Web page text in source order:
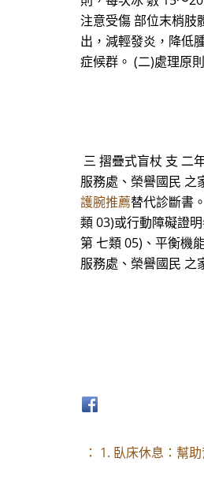
注意受傷 部位末梢肢
出，減輕發炎，降低
症候群。 (二)處理原
三 摺疊式盲杖 支 二
服務處、榮譽國民 之
護腕推薦替代診斷書
類 03)或行動障礙證
第 七類 05)、平衡機
服務處、榮譽國民 之
： 1. 臥床休息：幫